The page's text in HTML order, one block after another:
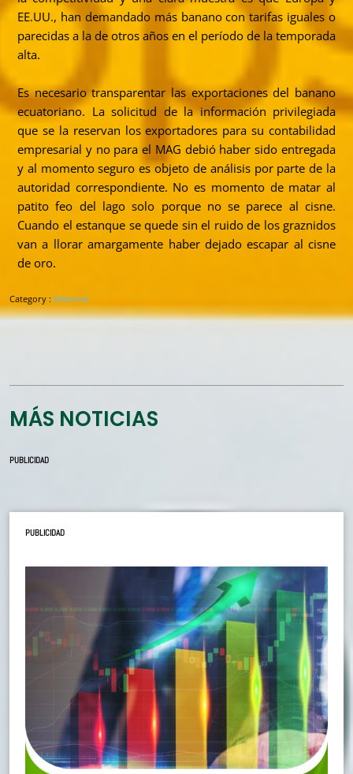
EE.UU., han demandado más banano con tarifas iguales o
parecidas a la de otros años en el período de la temporada
alta.
Es necesario transparentar las exportaciones del banano
ecuatoriano. La solicitud de la información privilegiada
que se la reservan los exportadores para su contabilidad
empresarial y no para el MAG debió haber sido entregada
y al momento seguro es objeto de análisis por parte de la
autoridad correspondiente. No es momento de matar al
patito feo del lago solo porque no se parece al cisne.
Cuando el estanque se quede sin el ruido de los graznidos
van a llorar amargamente haber dejado escapar al cisne
de oro.
Category : Editorial
MÁS NOTICIAS
PUBLICIDAD
PUBLICIDAD